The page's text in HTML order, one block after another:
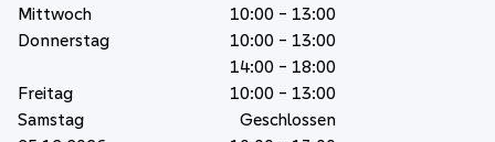
Mittwoch
10:00 - 13:00
Donnerstag
10:00 - 13:00
14:00 - 18:00
Freitag
10:00 - 13:00
Samstag
Geschlossen